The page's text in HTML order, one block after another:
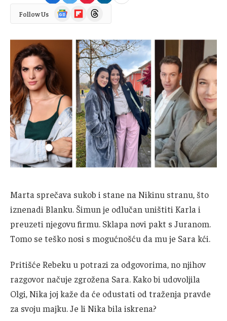
Follow Us
Google
News
FlipboardThreads
Marta sprečava sukob i stane na Nikinu stranu, što
iznenadi Blanku. Šimun je odlučan uništiti Karla i
preuzeti njegovu firmu. Sklapa novi pakt s Juranom.
Tomo se teško nosi s mogućnošću da mu je Sara kći.
Pritišće Rebeku u potrazi za odgovorima, no njihov
razgovor načuje zgrožena Sara. Kako bi udovoljila
Olgi, Nika joj kaže da će odustati od traženja pravde
za svoju majku. Je li Nika bila iskrena?